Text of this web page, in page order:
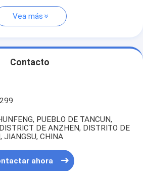
Vea más
Contacto
PUEBLO DE TANCUN,
DE ANZHEN, DISTRITO DE
JIANGSU, CHINA
ahora